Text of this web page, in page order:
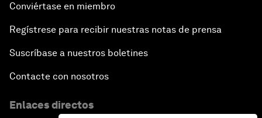
Conviértase en miembro
Regístrese para recibir nuestras notas de prensa
Suscríbase a nuestros boletines
Contacte con nosotros
Enlaces directos